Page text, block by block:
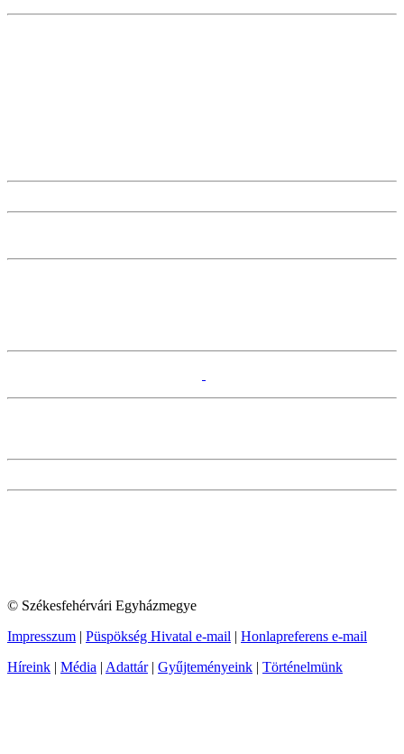
© Székesfehérvári Egyházmegye
Impresszum | Püspökség Hivatal e-mail | Honlapreferens e-mail
Híreink | Média | Adattár| Gyűjteményeink | Történelmünk